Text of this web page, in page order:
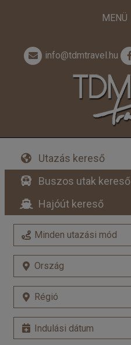
MENÜ
info@tdmtravel.hu
Utazás kereső
Buszos utak kereső
Hajóút kereső